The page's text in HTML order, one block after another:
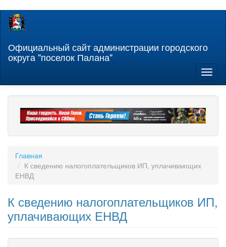
Перейти
содержанию
Официальный сайт администрации городского
округа "поселок Палана"
Главная
К сведению налогоплательщиков ИП, уплачивающих
ЕНВД
К сведению налогоплательщиков ИП,
уплачивающих ЕНВД